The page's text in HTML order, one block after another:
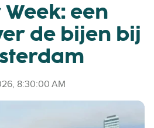
een
de bijen bij
8:30:00 AM